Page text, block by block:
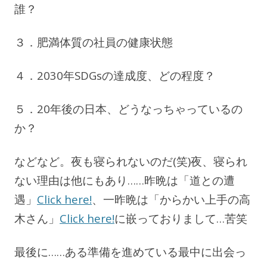
誰？
３．肥満体質の社員の健康状態
４．2030年SDGsの達成度、どの程度？
５．20年後の日本、どうなっちゃっているの
か？
などなど。夜も寝られないのだ(笑)夜、寝られ
ない理由は他にもあり……昨晩は「道との遭
遇」 Click here!、一昨晩は「からかい上手の高
木さん」 Click here!に嵌っておりまして…苦笑
最後に……ある準備を進めている最中に出会っ